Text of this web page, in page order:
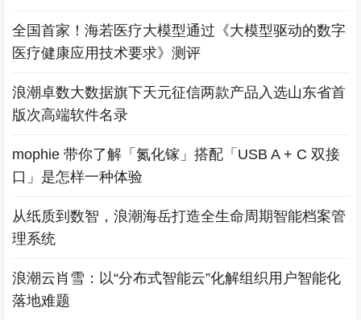
全国首家！海若医疗大模型通过《大模型驱动的数字
医疗健康应用技术要求》测评
浪潮卓数大数据旗下天元征信两款产品入选山东省首
版次高端软件名录
mophie 带你了解「氮化镓」搭配「USB A + C 双接
口」是怎样一种体验
从纸质到数智，浪潮海岳打造全生命周期智能档案管
理系统
浪潮云肖雪：以“分布式智能云”化解组织用户智能化
落地难题